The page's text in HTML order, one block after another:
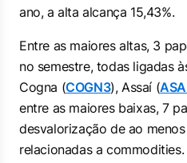
ano, a alta alcança 15,43%.
Entre as maiores altas, 3
no semestre, todas ligadas
Cogna (COGN3), Assaí (
entre as maiores baixas, 7
desvalorização de ao
relacionadas a commodities.